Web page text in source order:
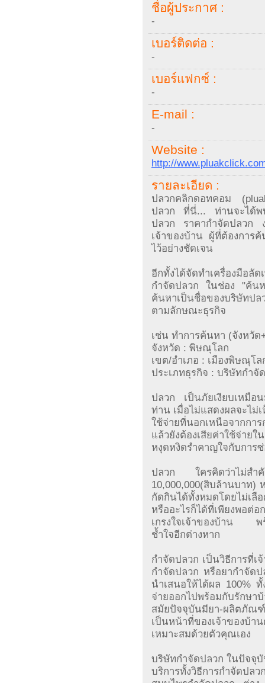
ชื่อผู้ประกาศ :
-
เบอร์ติดต่อ :
-
เบอร์แฟกซ์ :
-
E-mail :
-
Website :
http://
รายละเอียด :
ปลวกคลิกดอทคอม
ปลวก ที่นี่... ท่านจะได้พ
ปลวก ราคากำจัดปลวก
เจ้าของบ้าน ผู้ที่ต้องการ
ไว้อย่างชัดเจน
อีกทั้งได้จัดทำเครื่องมือลั
กำจัดปลวก ในช่อง "ค้น
ค้นหาเป็นชื่อของบริษัทปล
ตามลักษณะธุรกิจ
เช่น ทำการค้นหา (จังหวัด
จังหวัด : พิษณุโลก
เขต/อำเภอ : เมืองพิษณุโล
ประเภทธุรกิจ : บริษัทกำจั
ปลวก เป็นภัยเงียบเหมือ
ท่าน เมื่อไม่แสดงผลจะไม่
ใช้จ่ายที่นอกเหนือจากก
แล้วยังต้องเสียค่าใช้จ่
หงุดหงิดรำคาญใจกับการ
ปลวก ใครคิดว่าไม่ส
10,000,000(สิบล้านบาท)
กัดกินได้ทั้งหมดโดยไม่เลื
หรืออะไรก็ได้ที่เพียงพอต่
เกรงใจเจ้าของบ้าน พร้
ช้ำใจอีกต่างหาก
กำจัดปลวก เป็นวิธีการที่เ
กำจัดปลวก หรือยากำจัด
นำเสนอให้ได้ผล 100%
จ่ายออกไปพร้อมกับรักษ
สมัยปัจจุบันมียา-ผลิตภัณฑ์
เป็นหน้าที่ของเจ้าของบ้า
เหมาะสมด้วยตัวคุณเอง
บริษัทกำจัดปลวก ในปัจจุ
บริการทั้งวิธีการกำจัดปล